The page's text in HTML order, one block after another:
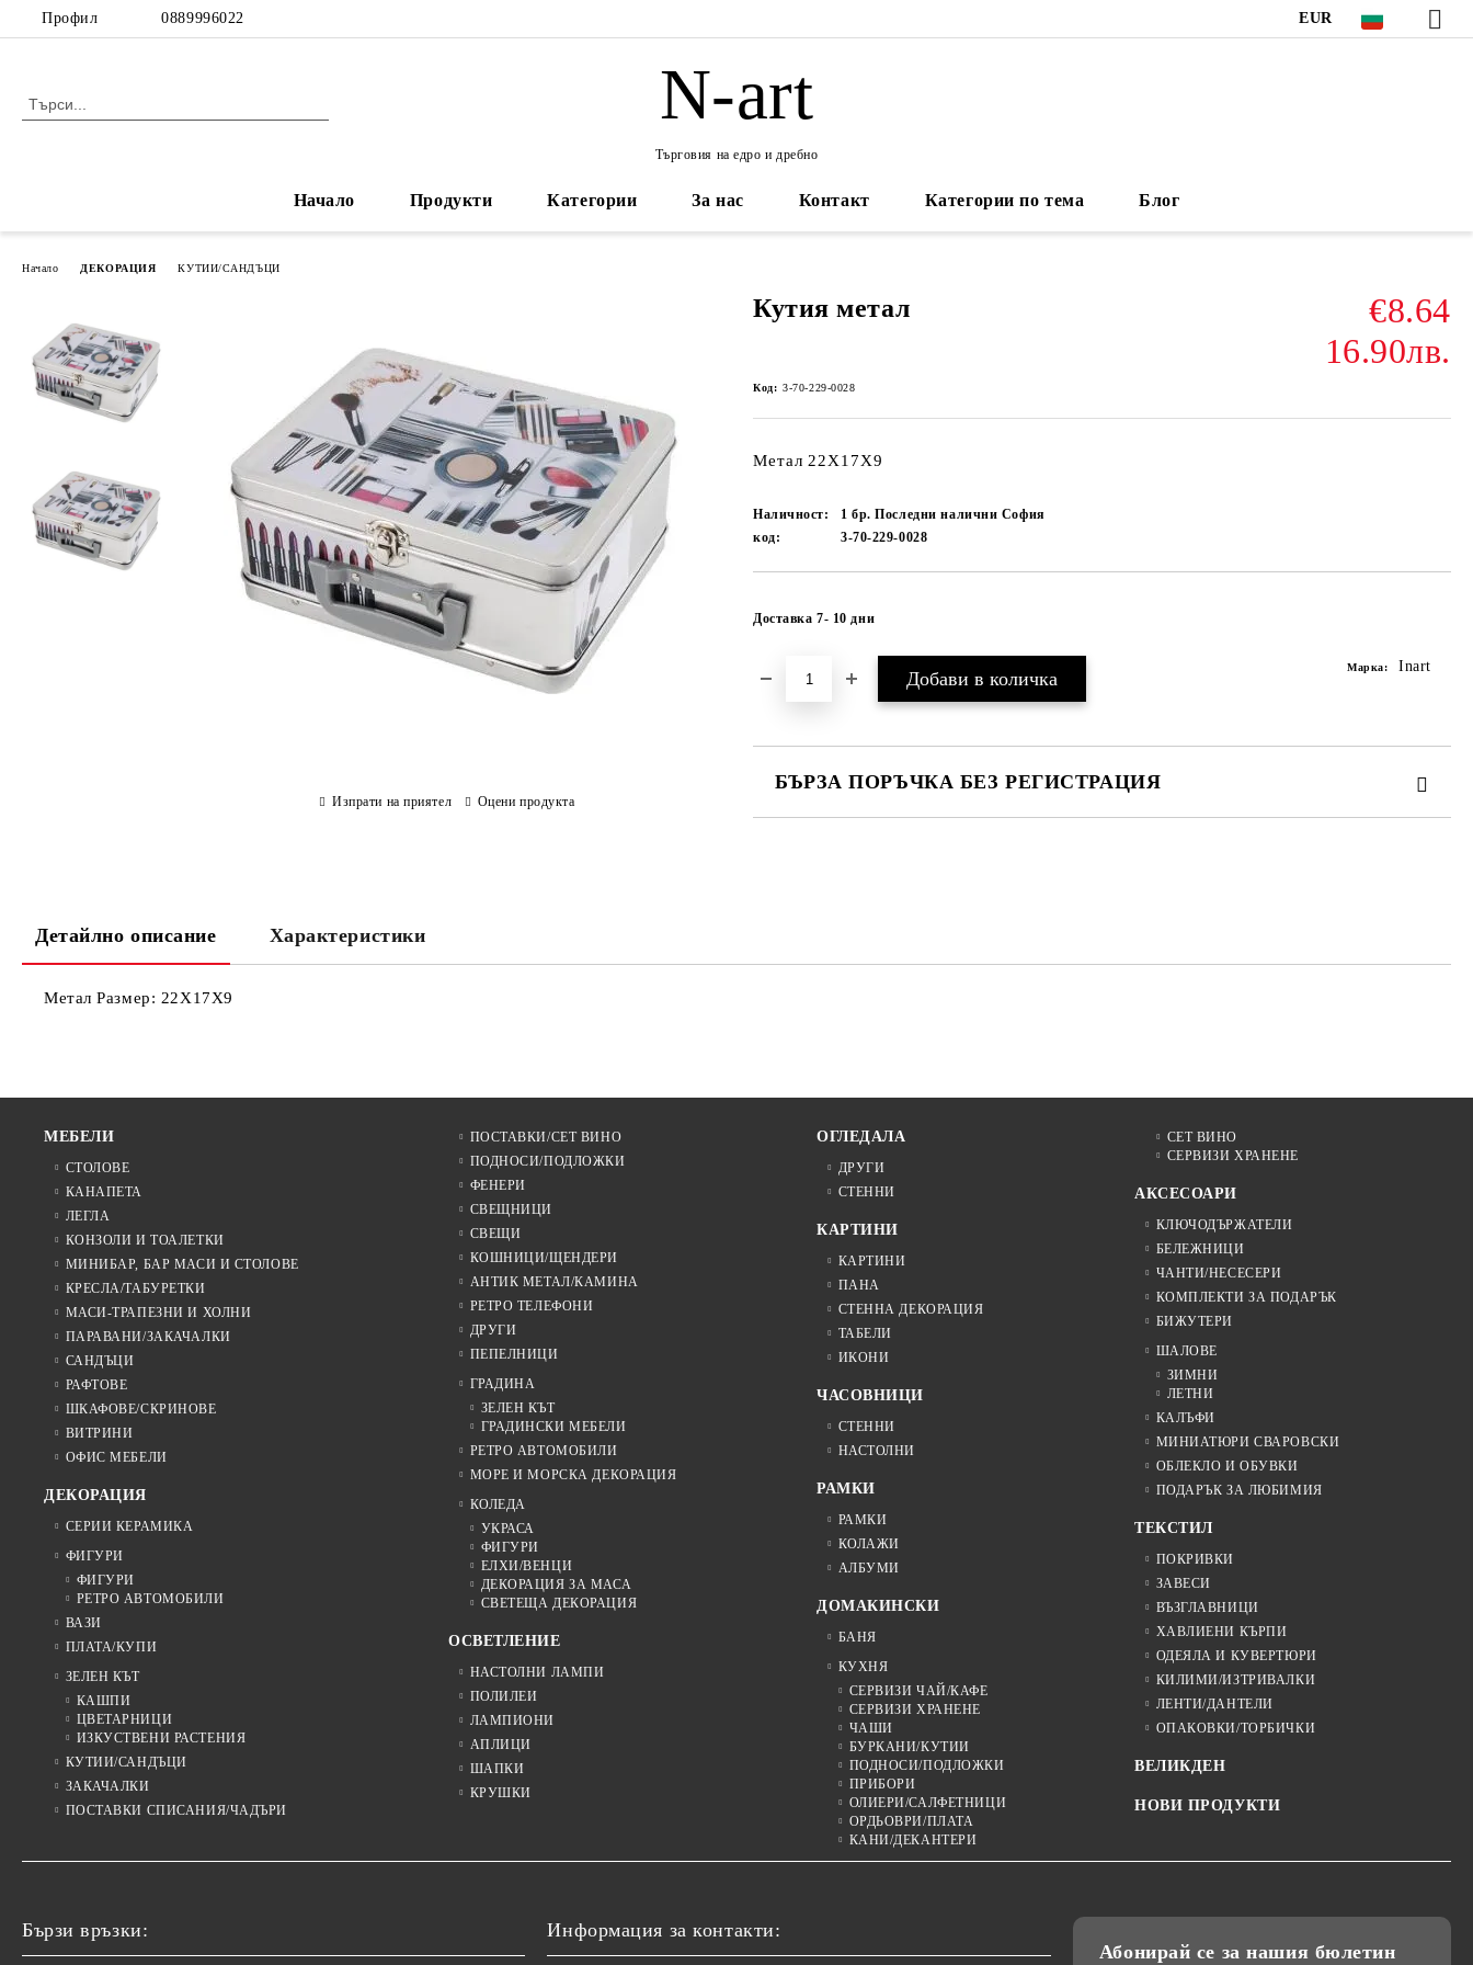
Профил 0889996022 EUR
N-art
Търговия на едро и дребно
Начало Продукти Категории За нас Контакт Категории по тема Блог
Начало ДЕКОРАЦИЯ КУТИИ/САНДЪЦИ
Кутия метал
€8.64
16.90лв.
Код: 3-70-229-0028
Метал 22Х17Х9
Наличност:
1 бр. Последни налични София
код:
3-70-229-0028
Доставка 7- 10 дни
Марка: Inart
БЪРЗА ПОРЪЧКА БЕЗ РЕГИСТРАЦИЯ
Изпрати на приятел Оцени продукта
Детайлно описание Характеристики
Метал Размер: 22Х17Х9
МЕБЕЛИ
СТОЛОВЕ
КАНАПЕТА
ЛЕГЛА
КОНЗОЛИ И ТОАЛЕТКИ
МИНИБАР, БАР МАСИ И СТОЛОВЕ
КРЕСЛА/ТАБУРЕТКИ
МАСИ-ТРАПЕЗНИ И ХОЛНИ
ПАРАВАНИ/ЗАКАЧАЛКИ
САНДЪЦИ
РАФТОВЕ
ШКАФОВЕ/СКРИНОВЕ
ВИТРИНИ
ОФИС МЕБЕЛИ
ДЕКОРАЦИЯ
СЕРИИ КЕРАМИКА
ФИГУРИ
ФИГУРИ
РЕТРО АВТОМОБИЛИ
ВАЗИ
ПЛАТА/КУПИ
ЗЕЛЕН КЪТ
КАШПИ
ЦВЕТАРНИЦИ
ИЗКУСТВЕНИ РАСТЕНИЯ
КУТИИ/САНДЪЦИ
ЗАКАЧАЛКИ
ПОСТАВКИ СПИСАНИЯ/ЧАДЪРИ
ПОСТАВКИ/СЕТ ВИНО
ПОДНОСИ/ПОДЛОЖКИ
ФЕНЕРИ
СВЕЩНИЦИ
СВЕЩИ
КОШНИЦИ/ЩЕНДЕРИ
АНТИК МЕТАЛ/КАМИНА
РЕТРО ТЕЛЕФОНИ
ДРУГИ
ПЕПЕЛНИЦИ
ГРАДИНА
ЗЕЛЕН КЪТ
ГРАДИНСКИ МЕБЕЛИ
РЕТРО АВТОМОБИЛИ
МОРЕ И МОРСКА ДЕКОРАЦИЯ
КОЛЕДА
УКРАСА
ФИГУРИ
ЕЛХИ/ВЕНЦИ
ДЕКОРАЦИЯ ЗА МАСА
СВЕТЕЩА ДЕКОРАЦИЯ
ОСВЕТЛЕНИЕ
НАСТОЛНИ ЛАМПИ
ПОЛИЛЕИ
ЛАМПИОНИ
АПЛИЦИ
ШАПКИ
КРУШКИ
ОГЛЕДАЛА
ДРУГИ
СТЕННИ
КАРТИНИ
КАРТИНИ
ПАНА
СТЕННА ДЕКОРАЦИЯ
ТАБЕЛИ
ИКОНИ
ЧАСОВНИЦИ
СТЕННИ
НАСТОЛНИ
РАМКИ
РАМКИ
КОЛАЖИ
АЛБУМИ
ДОМАКИНСКИ
БАНЯ
КУХНЯ
СЕРВИЗИ ЧАЙ/КАФЕ
СЕРВИЗИ ХРАНЕНЕ
ЧАШИ
БУРКАНИ/КУТИИ
ПОДНОСИ/ПОДЛОЖКИ
ПРИБОРИ
ОЛИЕРИ/САЛФЕТНИЦИ
ОРДЬОВРИ/ПЛАТА
КАНИ/ДЕКАНТЕРИ
СЕТ ВИНО
СЕРВИЗИ ХРАНЕНЕ
АКСЕСОАРИ
КЛЮЧОДЪРЖАТЕЛИ
БЕЛЕЖНИЦИ
ЧАНТИ/НЕСЕСЕРИ
КОМПЛЕКТИ ЗА ПОДАРЪК
БИЖУТЕРИ
ШАЛОВЕ
ЗИМНИ
ЛЕТНИ
КАЛЪФИ
МИНИАТЮРИ СВАРОВСКИ
ОБЛЕКЛО И ОБУВКИ
ПОДАРЪК ЗА ЛЮБИМИЯ
ТЕКСТИЛ
ПОКРИВКИ
ЗАВЕСИ
ВЪЗГЛАВНИЦИ
ХАВЛИЕНИ КЪРПИ
ОДЕЯЛА И КУВЕРТЮРИ
КИЛИМИ/ИЗТРИВАЛКИ
ЛЕНТИ/ДАНТЕЛИ
ОПАКОВКИ/ТОРБИЧКИ
ВЕЛИКДЕН
НОВИ ПРОДУКТИ
Бързи връзки:
Информация за контакти:
Абонирай се за нашия бюлетин